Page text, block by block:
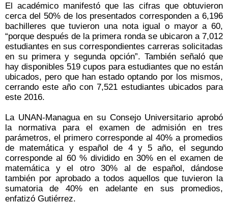
El académico manifestó que las cifras que obtuvieron
cerca del 50% de los presentados corresponden a 6,196
bachilleres que tuvieron una nota igual o mayor a 60,
“porque después de la primera ronda se ubicaron a 7,012
estudiantes en sus correspondientes carreras solicitadas
en su primera y segunda opción”. También señaló que
hay disponibles 519 cupos para estudiantes que no están
ubicados, pero que han estado optando por los mismos,
cerrando este año con 7,521 estudiantes ubicados para
este 2016.
La UNAN-Managua en su Consejo Universitario aprobó
la normativa para el examen de admisión en tres
parámetros, el primero corresponde al 40% a promedios
de matemática y español de 4 y 5 año, el segundo
corresponde al 60 % dividido en 30% en el examen de
matemática y el otro 30% al de español, dándose
también por aprobado a todos aquellos que tuvieron la
sumatoria de 40% en adelante en sus promedios,
enfatizó Gutiérrez.